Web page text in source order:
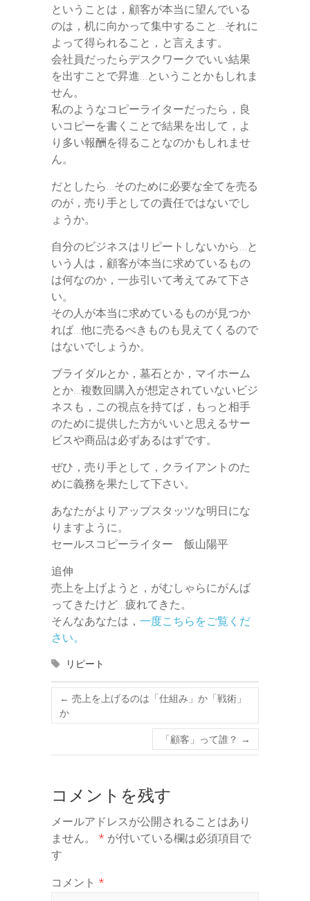
ということは，顧客が本当に望んでいる
のは，机に向かって集中すること…それに
よって得られること，と言えます。
会社員だったらデスクワークでいい結果
を出すことで昇進…ということかもしれま
せん。
私のようなコピーライターだったら，良
いコピーを書くことで結果を出して，よ
り多い報酬を得ることなのかもしれませ
ん。
だとしたら…そのために必要な全てを売る
のが，売り手としての責任ではないでし
ょうか。
自分のビジネスはリピートしないから…と
いう人は，顧客が本当に求めているもの
は何なのか，一歩引いて考えてみて下さ
い。
その人が本当に求めているものが見つか
れば…他に売るべきものも見えてくるので
はないでしょうか。
ブライダルとか，墓石とか，マイホーム
とか…複数回購入が想定されていないビジ
ネスも，この視点を持てば，もっと相手
のために提供した方がいいと思えるサー
ビスや商品は必ずあるはずです。
ぜひ，売り手として，クライアントのた
めに義務を果たして下さい。
あなたがよりアップスタッツな明日にな
りますように。
セールスコピーライター 飯山陽平
追伸
売上を上げようと，がむしゃらにがんば
ってきたけど…疲れてきた。
そんなあなたは， 一度こちらをご覧くだ
さい。
リピート
← 売上を上げるのは「仕組み」か「戦術」
か
「顧客」って誰？ →
コメントを残す
メールアドレスが公開されることはあり
ません。
* が付いている欄は必須項目で
す
コメント *